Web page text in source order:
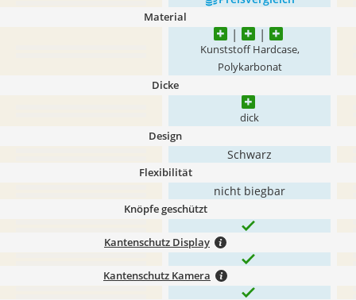
Material
Kunststoff Hardcase,
Polykarbonat
Dicke
dick
Design
Schwarz
Flexibilität
nicht biegbar
Knöpfe geschützt
Kantenschutz Display
Kantenschutz Kamera